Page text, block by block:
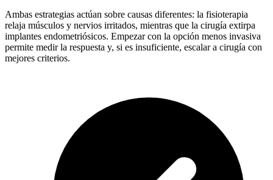
Ambas estrategias actúan sobre causas diferentes: la fisioterapia
relaja músculos y nervios irritados, mientras que la cirugía extirpa
implantes endometriósicos. Empezar con la opción menos invasiva
permite medir la respuesta y, si es insuficiente, escalar a cirugía con
mejores criterios.